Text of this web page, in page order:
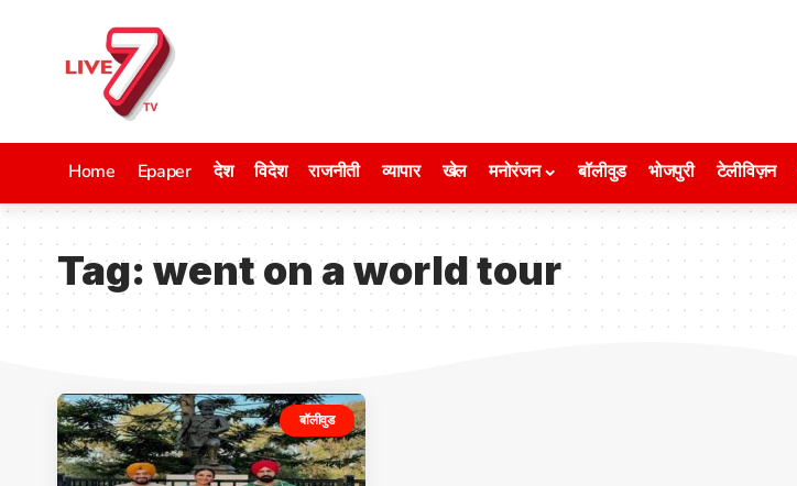
Home Epaper देश विदेश राजनीती व्यापार खेल मनोरंजन बॉलीवुड भोजपुरी टेलीविज़न
Tag: went on a world tour
बॉलीवुड